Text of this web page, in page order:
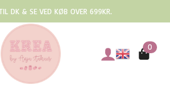
DK & SE VED KØB OVER 699KR.
0